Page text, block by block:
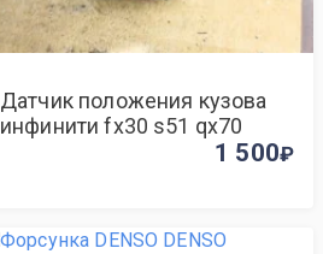
Датчик положения кузова
инфинити fx30 s51 qx70
1 500